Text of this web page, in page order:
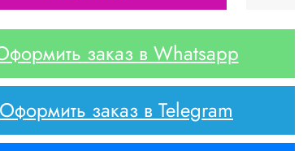
заказ в Whatsapp
Оформить заказ в Telegram